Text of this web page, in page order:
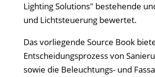
Lighting Solutions" bestehende
und Lichtsteuerung bewertet.
Das vorliegende Source Book
Entscheidungsprozess von
sowie die Beleuchtungs- und